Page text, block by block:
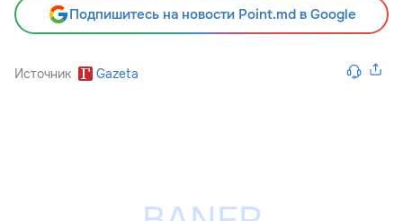
Подпишитесь на новости Point.md в Google
Источник Gazeta